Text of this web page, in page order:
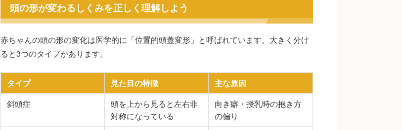
頭の形が変わるしくみを正しく理解しよう
赤ちゃんの頭の形の変化は医学的に「位置的頭蓋変形」と呼ばれています。大きく分け
ると3つのタイプがあります。
タイプ 見た目の特徴
主な原因
斜頭症
頭を上から見ると左右非
対称になっている
向き癖・授乳時の抱き方
の偏り